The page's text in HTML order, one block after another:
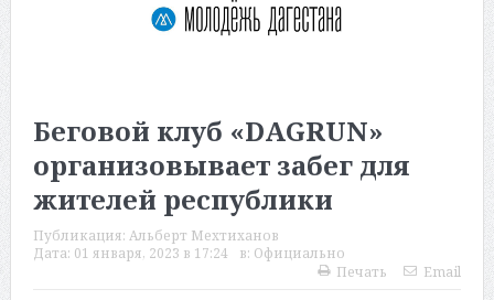
Беговой клуб «DAGRUN»
организовывает забег для
жителей республики
Публикация: Альберт Мехтиханов
Дата: 01 января, 2023 в 17:24 в: Официально
Печать
Email